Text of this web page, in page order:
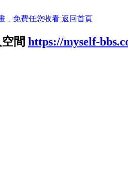
﹑免費任您收看 返回首頁
間 https://myself-